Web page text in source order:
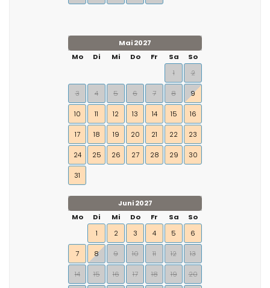
Mai 2027
Mo
Di Mi Do Fr Sa
So
1
2
3 4 5 6 7 8 9
10 11 12 13 14 15 16
17 18 19 20 21 22 23
24 25 26 27 28 29 30
31
Juni 2027
Mo
Di Mi Do Fr Sa
So
1
2 3 4 5 6
7 8 9 10 11 12 13
14 15 16 17 18 19 20